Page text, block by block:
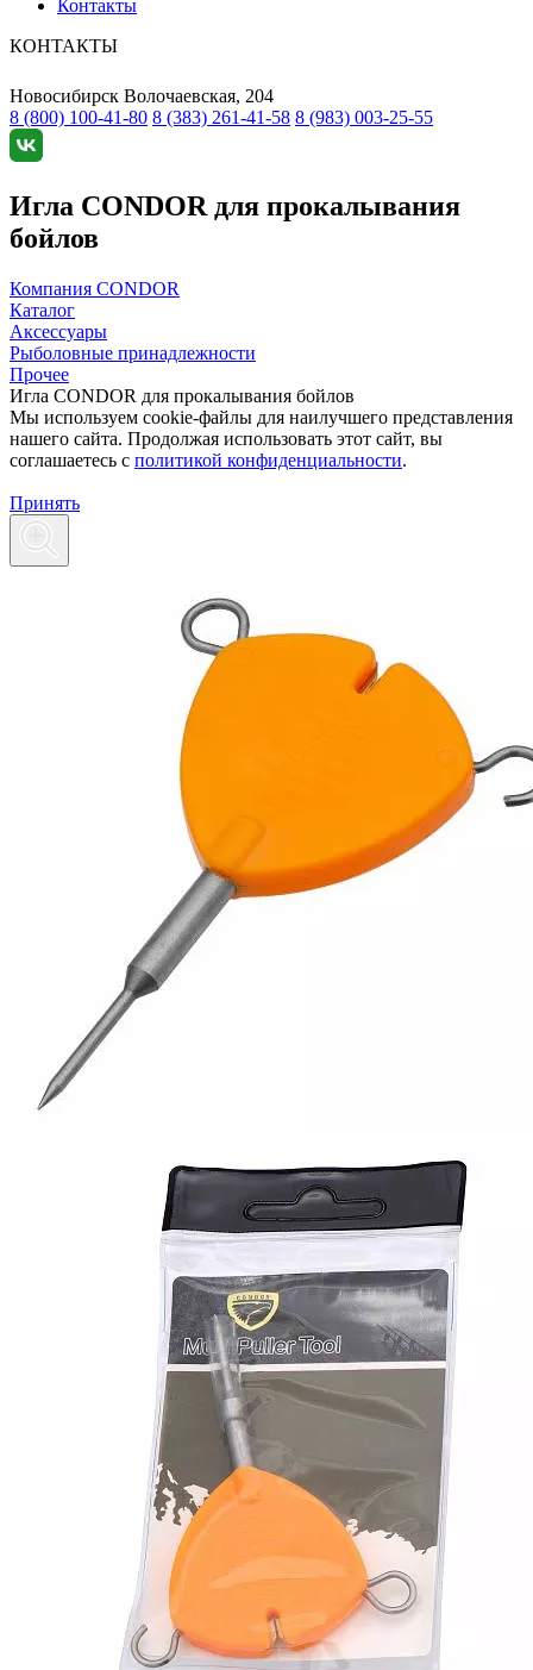
Контакты
КОНТАКТЫ
Новосибирск Волочаевская, 204
8 (800) 100-41-80 8 (383) 261-41-58 8 (983) 003-25-55
Игла CONDOR для прокалывания
бойлов
Компания CONDOR
Каталог
Аксессуары
Рыболовные принадлежности
Прочее
Игла CONDOR для прокалывания бойлов
Мы используем cookie-файлы для наилучшего представления
нашего сайта. Продолжая использовать этот сайт, вы
соглашаетесь c политикой конфиденциальности.
Принять